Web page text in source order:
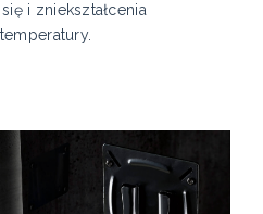
i zniekształcenia